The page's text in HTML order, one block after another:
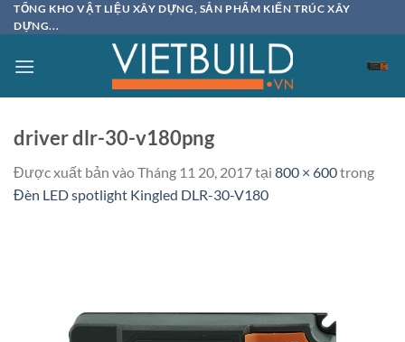
Bỏ
qua
dung
TỔNG KHO VẬT LIỆU XÂY DỰNG, SẢN PHẨM KIẾN TRÚC XÂY
DỰNG...
driver dlr-30-v180png
Được xuất bản vàoTháng 11 20, 2017tại 800 × 600trong
Đèn LED spotlight Kingled DLR-30-V180